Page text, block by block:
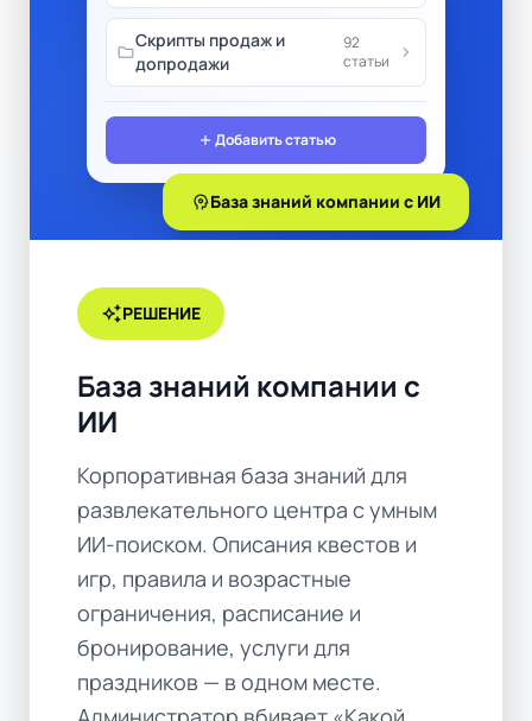
folder
Скрипты продаж и
допродажи
92
статьи
chevron_right
add Добавить статью
psychologyБаза знаний компании с ИИ
auto_awesomeРЕШЕНИЕ
База знаний компании с
ИИ
Корпоративная база знаний для
развлекательного центра с умным
ИИ-поиском. Описания квестов и
игр, правила и возрастные
ограничения, расписание и
бронирование, услуги для
праздников — в одном месте.